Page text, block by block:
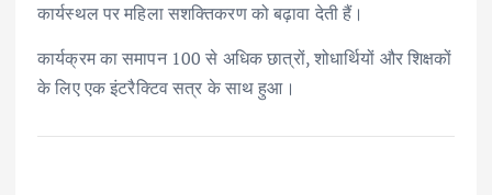
कार्यस्थल पर महिला सशक्तिकरण को बढ़ावा देती हैं।
कार्यक्रम का समापन 100 से अधिक छात्रों, शोधार्थियों और शिक्षकों
के लिए एक इंटरैक्टिव सत्र के साथ हुआ।